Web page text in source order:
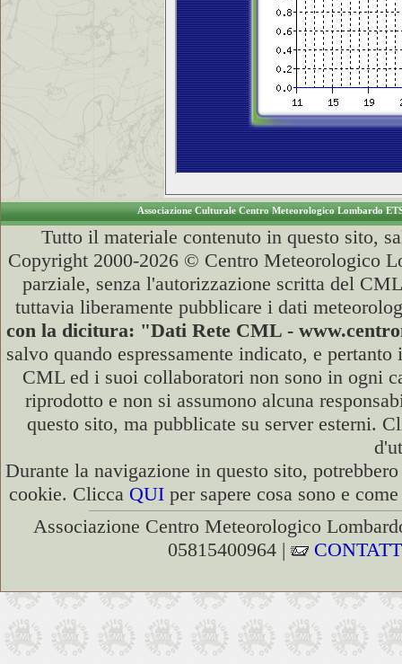
Associazione Culturale Centro Meteorologico Lombardo
Tutto il materiale contenuto in questo sito,
Copyright 2000-2026 © Centro Meteorologico
parziale, senza l'autorizzazione scritta del
tuttavia liberamente pubblicare i dati
con la dicitura: "Dati Rete CML -
salvo quando espressamente indicato, e
CML ed i suoi collaboratori non sono in ogni
riprodotto e non si assumono alcuna
questo sito, ma pubblicate su server esterni.
Durante la navigazione in questo sito,
cookie. Clicca QUI per sapere cosa sono e
Associazione Centro Meteorologico
05815400964 |